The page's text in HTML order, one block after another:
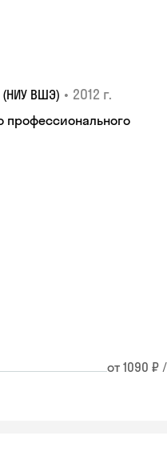
ВШЭ) • 2012 г.
профессионального
от 1090 ₽